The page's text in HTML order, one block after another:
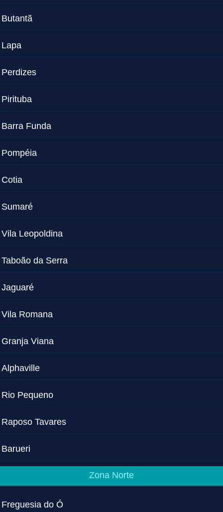
Butantã
Lapa
Perdizes
Pirituba
Barra Funda
Pompéia
Cotia
Sumaré
Vila Leopoldina
Taboão da Serra
Jaguaré
Vila Romana
Granja Viana
Alphaville
Rio Pequeno
Raposo Tavares
Barueri
Zona Norte
Freguesia do Ó